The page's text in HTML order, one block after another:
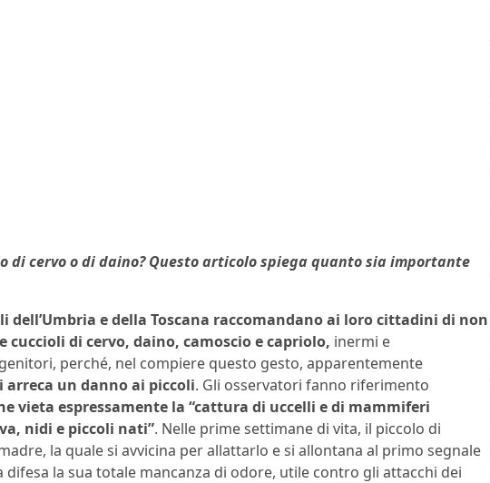
di cervo o di daino? Questo articolo spiega quanto sia importante
e della Toscana raccomandano ai loro cittadini di non
cuccioli di cervo, daino, camoscio e capriolo, inermi e
perché, nel compiere questo gesto, apparentemente
arreca un danno ai piccoli. Gli osservatori fanno riferimento
vieta espressamente la “cattura di uccelli e di mammiferi
nidi e piccoli nati”. Nelle prime settimane di vita, il piccolo di
la quale si avvicina per allattarlo e si allontana al primo segnale
difesa la sua totale mancanza di odore, utile contro gli attacchi dei